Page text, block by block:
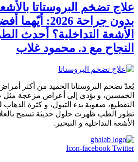
علاج تضخم البروستاتا
بدون جراحة 2026:
الأشعة التداخلية؟ أحدث
النجاح مع د. محمود غلاب
يُعدّ تضخم البروستاتا الحميد من أكثر
الخمسين، و يؤدى إلى أعراض مزعجة
التقطيع، صعوبة بدء التبول، و كثرة
تطور الطب ظهرت حلول حديثة تسمح
الأشعة التداخلية و التبخير.
Icon-facebook Twitter